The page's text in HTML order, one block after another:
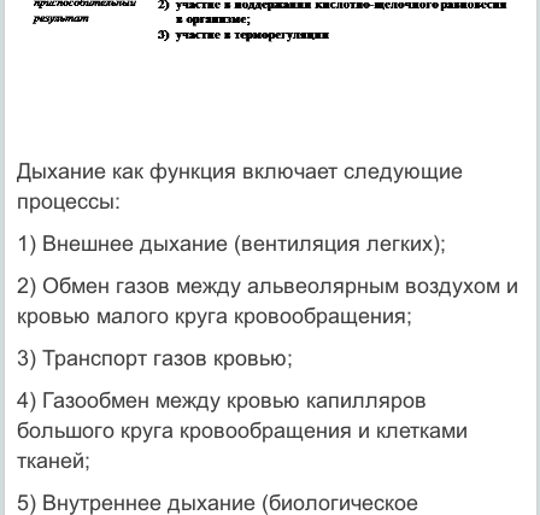
Дыхание как функция включает следующие
процессы:
1) Внешнее дыхание (вентиляция легких);
2) Обмен газов между альвеолярным воздухом и
кровью малого круга кровообращения;
3) Транспорт газов кровью;
4) Газообмен между кровью капилляров
большого круга кровообращения и клетками
тканей;
5) Внутреннее дыхание (биологическое